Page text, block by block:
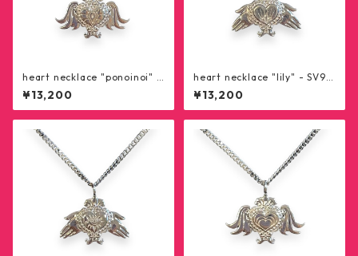
heart necklace "ponoinoi" -
SV925
¥13,200
heart necklace "lily" - SV92
5
¥13,200